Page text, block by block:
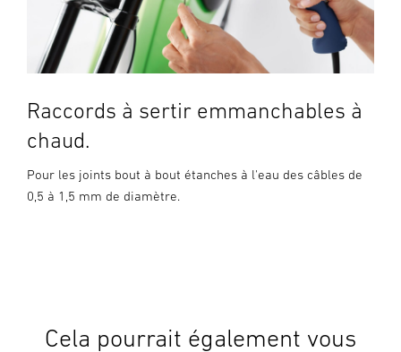
Raccords à sertir emmanchables à
chaud.
Pour les joints bout à bout étanches à l'eau des câbles de
0,5 à 1,5 mm de diamètre.
Cela pourrait également vous